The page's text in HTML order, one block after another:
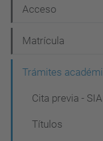
i
ó
Acceso
Matrícula
Trámites
Cita previa -
Títulos